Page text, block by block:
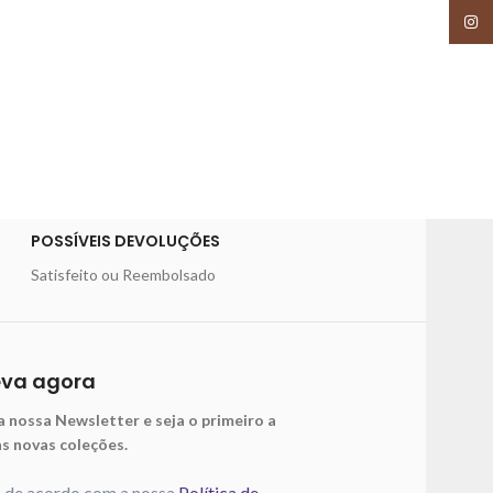
POSSÍVEIS DEVOLUÇÕES
Satisfeito ou Reembolsado
agora
nossa Newsletter e seja o primeiro a
novas coleções.